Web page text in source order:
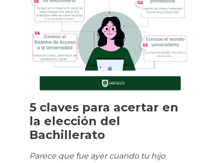
5 claves para acertar en
la elección del
Bachillerato
Parece que fue ayer cuando tu hijo